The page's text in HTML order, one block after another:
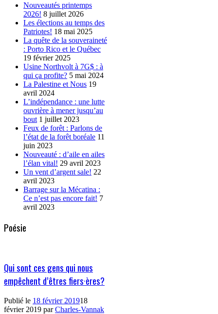
Nouveautés printemps
2026! 8 juillet 2026
Les élections au temps des
Patriotes! 18 mai 2025
La quête de la souveraineté
: Porto Rico et le Québec
19 février 2025
Usine Northvolt à 7G$ : à
qui ça profite? 5 mai 2024
La Palestine et Nous 19
avril 2024
L’indépendance : une lutte
ouvrière à mener jusqu’au
bout 1 juillet 2023
Feux de forêt : Parlons de
l’état de la forêt boréale 11
juin 2023
Nouveauté : d’aile en ailes
l’élan vital! 29 avril 2023
Un vent d’argent sale! 22
avril 2023
Barrage sur la Mécatina :
Ce n’est pas encore fait! 7
avril 2023
Poésie
Qui sont ces gens qui nous
empêchent d’êtres fiers·ères?
Publié le 18 février 201918
février 2019 parCharles-Vannak